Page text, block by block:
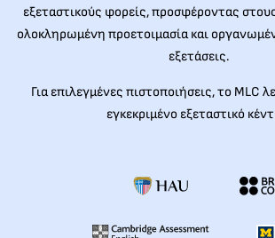
εξεταστικούς φορείς, προσφέροντας
ολοκληρωμένη προετοιμασία και
εξετάσεις.
Για επιλεγμένες πιστοποιήσεις, το MLC
εγκεκριμένο εξεταστικό